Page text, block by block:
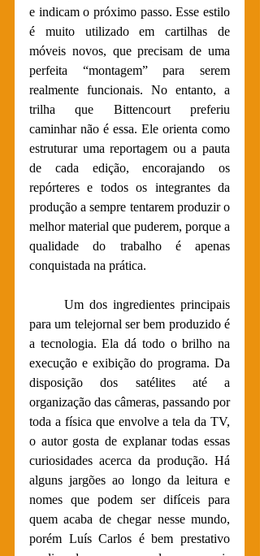
e indicam o próximo passo. Esse estilo
é muito utilizado em cartilhas de
móveis novos, que precisam de uma
perfeita “montagem” para serem
realmente funcionais. No entanto, a
trilha que Bittencourt preferiu
caminhar não é essa. Ele orienta como
estruturar uma reportagem ou a pauta
de cada edição, encorajando os
repórteres e todos os integrantes da
produção a sempre tentarem produzir o
melhor material que puderem, porque a
qualidade do trabalho é apenas
conquistada na prática.
Um dos ingredientes principais
para um telejornal ser bem produzido é
a tecnologia. Ela dá todo o brilho na
execução e exibição do programa. Da
disposição dos satélites até a
organização das câmeras, passando por
toda a física que envolve a tela da TV,
o autor gosta de explanar todas essas
curiosidades acerca da produção. Há
alguns jargões ao longo da leitura e
nomes que podem ser difíceis para
quem acaba de chegar nesse mundo,
porém Luís Carlos é bem prestativo